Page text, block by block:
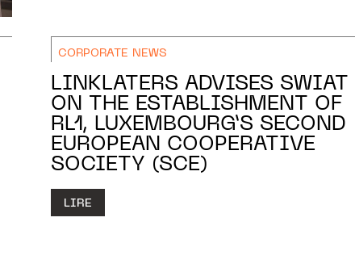
CORPORATE NEWS
LINKLATERS ADVISES SWIAT
ON THE ESTABLISHMENT OF
RL1, LUXEMBOURG’S SECOND
EUROPEAN COOPERATIVE
SOCIETY (SCE)
LIRE